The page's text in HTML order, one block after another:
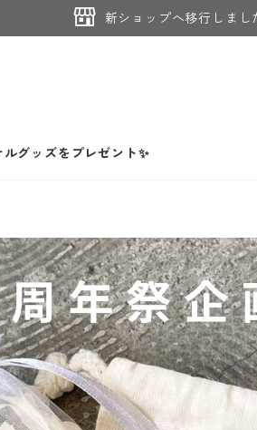
新ショップへ移行しまし
グッズをプレゼント✨